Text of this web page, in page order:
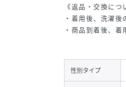
《返品・交換につ
・着用後、洗濯後
・商品到着後、着
性別タイプ